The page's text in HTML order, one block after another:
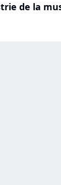
de la